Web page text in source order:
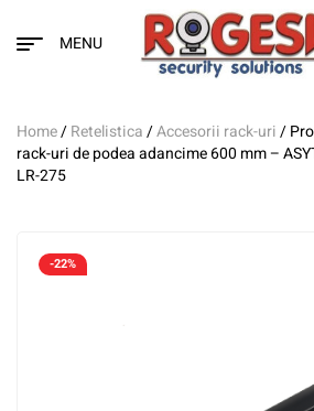
MENU
Home/Retelistica/Accesorii rack-uri/
rack-uri de podea adancime 600 mm –
LR-275
-22%